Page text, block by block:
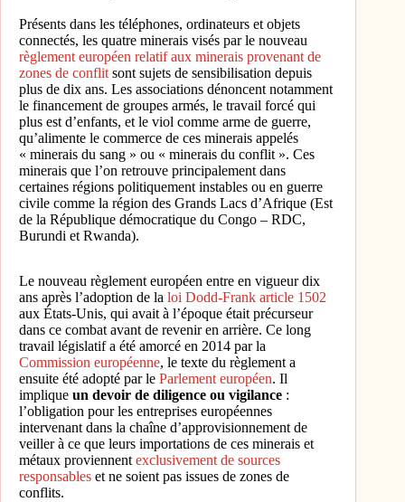
Présents dans les téléphones, ordinateurs et objets
connectés, les quatre minerais visés par le nouveau
règlement européen relatif aux minerais provenant de
zones de conflit sont sujets de sensibilisation depuis
plus de dix ans. Les associations dénoncent notamment
le financement de groupes armés, le travail forcé qui
plus est d’enfants, et le viol comme arme de guerre,
qu’alimente le commerce de ces minerais appelés
« minerais du sang » ou « minerais du conflit ». Ces
minerais que l’on retrouve principalement dans
certaines régions politiquement instables ou en guerre
civile comme la région des Grands Lacs d’Afrique (Est
de la République démocratique du Congo – RDC,
Burundi et Rwanda).
Le nouveau règlement européen entre en vigueur dix
ans après l’adoption de la loi Dodd-Frank article 1502
aux États-Unis, qui avait à l’époque était précurseur
dans ce combat avant de revenir en arrière. Ce long
travail législatif a été amorcé en 2014 par la
Commission européenne, le texte du règlement a
ensuite été adopté par le Parlement européen. Il
implique un devoir de diligence ou vigilance :
l’obligation pour les entreprises européennes
intervenant dans la chaîne d’approvisionnement de
veiller à ce que leurs importations de ces minerais et
métaux proviennent exclusivement de sources
responsables et ne soient pas issues de zones de
conflits.